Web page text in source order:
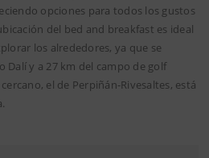
opciones para todos los gustos
del bed and breakfast es ideal
los alrededores, ya que se
Dalí y a 27 km del campo de golf
el de Perpiñán-Rivesaltes, está